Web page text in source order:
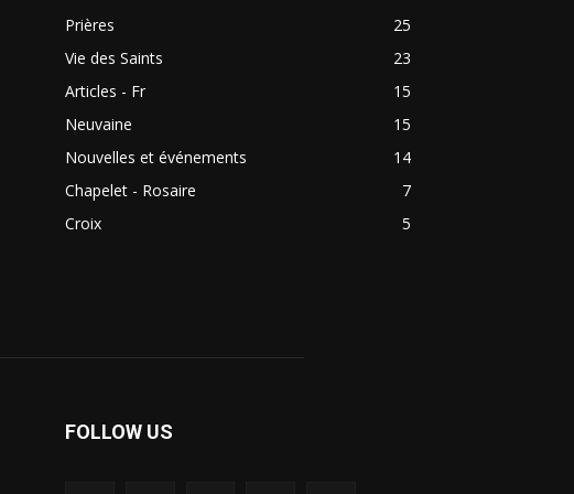
Prières
25
Vie des Saints
23
Articles - Fr
15
Neuvaine
15
Nouvelles et événements
14
Chapelet - Rosaire
7
Croix
5
FOLLOW US